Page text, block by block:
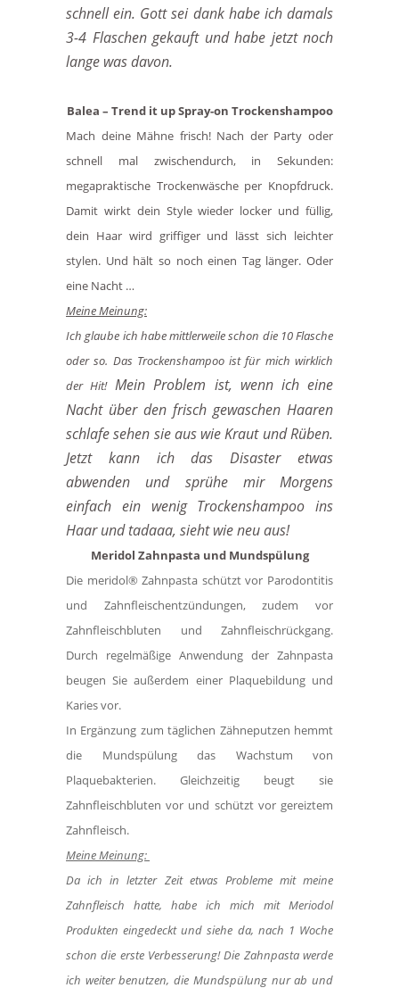
schnell ein. Gott sei dank habe ich damals
3-4 Flaschen gekauft und habe jetzt noch
lange was davon.
Balea – Trend it up Spray-on Trockenshampoo
Mach deine Mähne frisch! Nach der Party oder
schnell mal zwischendurch, in Sekunden:
megapraktische Trockenwäsche per Knopfdruck.
Damit wirkt dein Style wieder locker und füllig,
dein Haar wird griffiger und lässt sich leichter
stylen. Und hält so noch einen Tag länger. Oder
eine Nacht …
Meine Meinung:
Ich glaube ich habe mittlerweile schon die 10 Flasche
oder so. Das Trockenshampoo ist für mich wirklich
der Hit!Mein Problem ist, wenn ich eine
Nacht über den frisch gewaschen Haaren
schlafe sehen sie aus wie Kraut und Rüben.
Jetzt kann ich das Disaster etwas
abwenden und sprühe mir Morgens
einfach ein wenig Trockenshampoo ins
Haar und tadaaa, sieht wie neu aus!
Meridol Zahnpasta und Mundspülung
Die meridol® Zahnpasta schützt vor Parodontitis
und Zahnfleischentzündungen, zudem vor
Zahnfleischbluten und Zahnfleischrückgang.
Durch regelmäßige Anwendung der Zahnpasta
beugen Sie außerdem einer Plaquebildung und
Karies vor.
In Ergänzung zum täglichen Zähneputzen hemmt
die Mundspülung das Wachstum von
Plaquebakterien. Gleichzeitig beugt sie
Zahnfleischbluten vor und schützt vor gereiztem
Zahnfleisch.
Meine Meinung:
Da ich in letzter Zeit etwas Probleme mit meine
Zahnfleisch hatte, habe ich mich mit Meriodol
Produkten eingedeckt und siehe da, nach 1 Woche
schon die erste Verbesserung! Die Zahnpasta werde
ich weiter benutzen, die Mundspülung nur ab und